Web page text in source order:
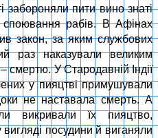
пити вино знатi
споювання рабiв. В Афiнах
закон, за яким службових
раз наказували великим
смертю. У Стародавнiй Iндії
у пияцтвi примушували
не наставала смерть. А
викривали їх пияцтво,
посудини й виганяли